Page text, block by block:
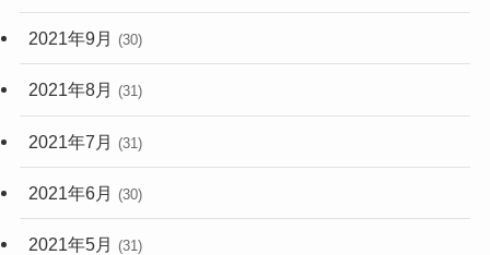
2021年9月 (30)
2021年8月 (31)
2021年7月 (31)
2021年6月 (30)
2021年5月 (31)